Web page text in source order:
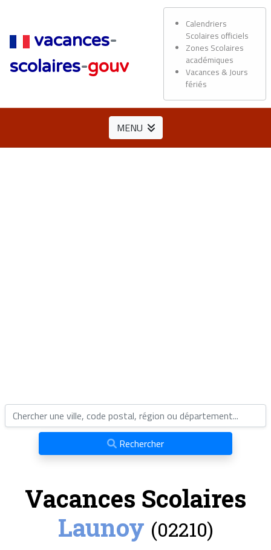
vacances-
scolaires-gouv
Calendriers
Scolaires officiels
Zones Scolaires
académiques
Vacances & Jours
fériés
MENU
Rechercher
Vacances Scolaires
Launoy (02210)